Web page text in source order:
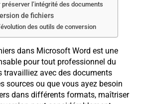
l’intégrité des documents
de fichiers
des outils de conversion
dans Microsoft Word est une
pour tout professionnel du
travailliez avec des documents
sources ou que vous ayez besoin
dans différents formats, maîtriser